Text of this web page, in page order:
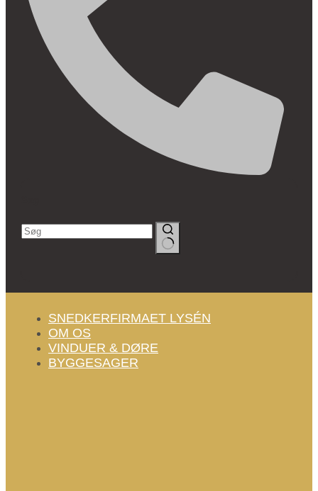
SNEDKERFIRMAET LYSÉN
OM OS
VINDUER & DØRE
BYGGESAGER